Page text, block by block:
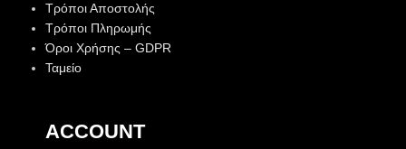
Τρόποι Αποστολής
Τρόποι Πληρωμής
Όροι Χρήσης – GDPR
Ταμείο
ACCOUNT